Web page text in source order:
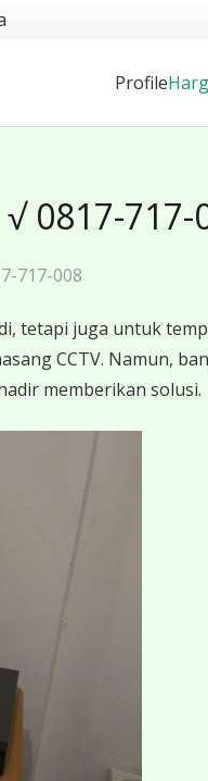
Profile
0817-717-
717-008
tetapi juga untuk
CCTV. Namun,
memberikan solusi.